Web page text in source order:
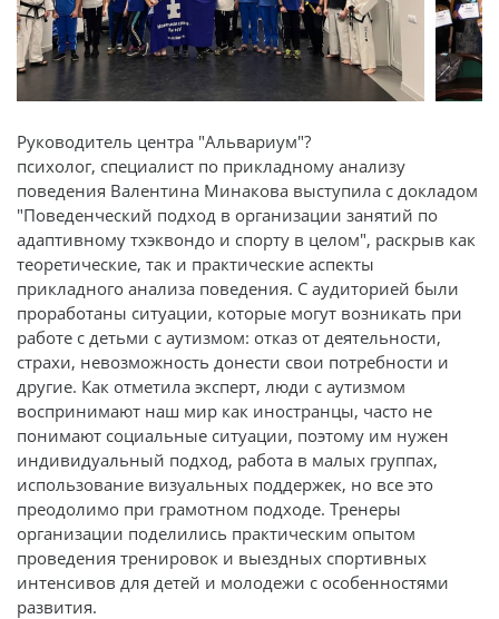
Руководитель центра "Альвариум"?
психолог, специалист по прикладному анализу
поведения Валентина Минакова выступила с докладом
"Поведенческий подход в организации занятий по
адаптивному тхэквондо и спорту в целом", раскрыв как
теоретические, так и практические аспекты
прикладного анализа поведения. С аудиторией были
проработаны ситуации, которые могут возникать при
работе с детьми с аутизмом: отказ от деятельности,
страхи, невозможность донести свои потребности и
другие. Как отметила эксперт, люди с аутизмом
воспринимают наш мир как иностранцы, часто не
понимают социальные ситуации, поэтому им нужен
индивидуальный подход, работа в малых группах,
использование визуальных поддержек, но все это
преодолимо при грамотном подходе. Тренеры
организации поделились практическим опытом
проведения тренировок и выездных спортивных
интенсивов для детей и молодежи с особенностями
развития.